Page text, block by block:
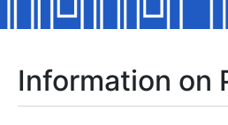
Show/Hide
Information on